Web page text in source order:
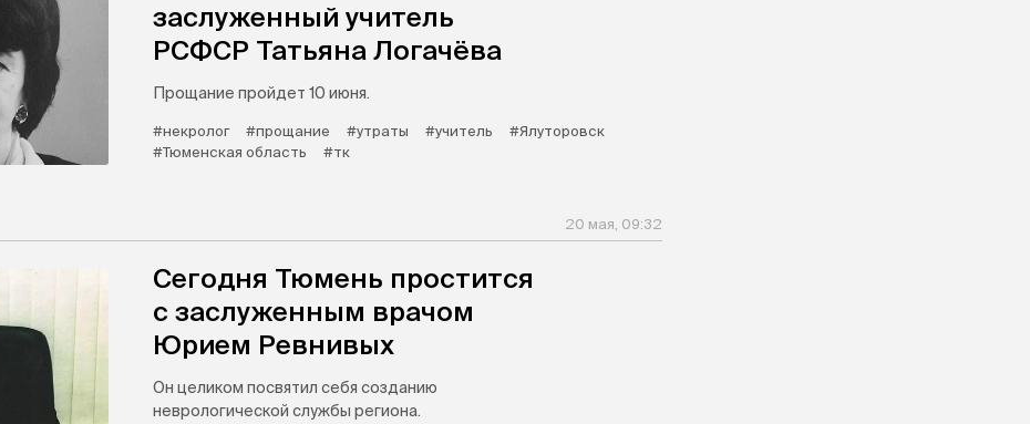
заслуженный учитель
РСФСР Татьяна Логачёва
Прощание пройдет 10 июня.
#некролог #прощание #утраты #учитель
#Ялуторовск
#Тюменская область
#тк
20 мая, 09:32
Сегодня Тюмень простится
с заслуженным врачом
Юрием Ревнивых
Он целиком посвятил себя созданию
неврологической службы региона.